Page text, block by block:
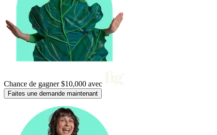
Chance de gagner$10,000 avec
Faites une demande maintenant